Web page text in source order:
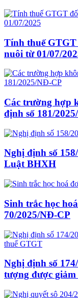
Tính thuế
nuôi từ 01/07/
Các trường hợp
định số 181/
Nghị định số
Luật BHXH
Sinh trắc học
70/2025/NĐ-CP
Nghị định số
tượng được